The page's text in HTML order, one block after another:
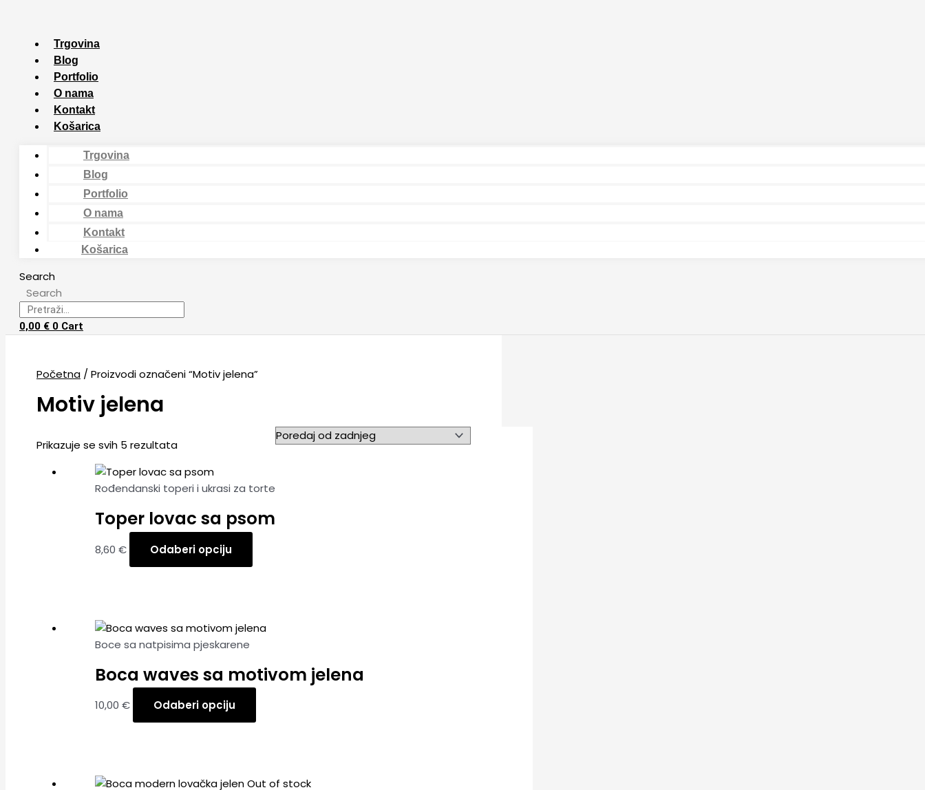
content
Trgovina
Blog
Portfolio
O nama
Kontakt
Košarica
Trgovina
Blog
Portfolio
O nama
Kontakt
Košarica
Search
Search
0,00 € 0 Cart
Početna / Proizvodi označeni “Motiv jelena”
Motiv jelena
Prikazuje se svih 5 rezultata
Rođendanski toperi i ukrasi za torte
Toper lovac sa psom
8,60 € Odaberi opciju
Boce sa natpisima pjeskarene
Boca waves sa motivom jelena
10,00 € Odaberi opciju
Out of stock